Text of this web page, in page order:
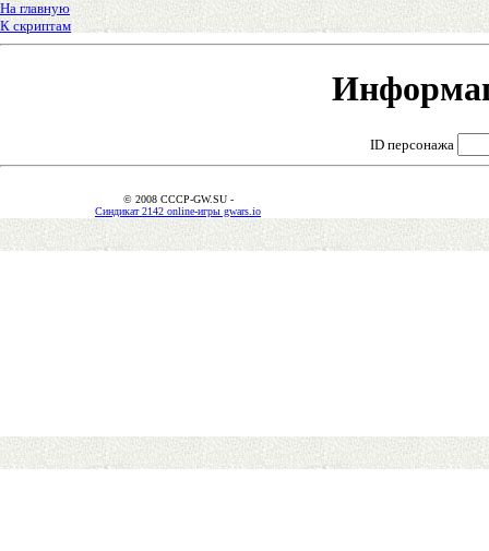
На главную
К скриптам
ID персонажа
© 2008 CCCP-GW.SU -
Синдикат 2142 online-игры gwars.io